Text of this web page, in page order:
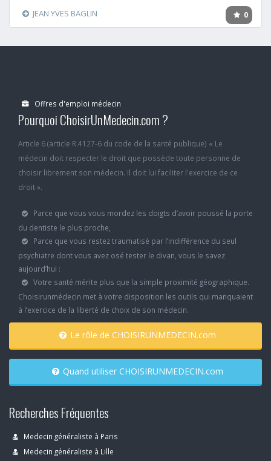
0
JEAN YVES BAGLIN
Offres d'emploi médecin
Pourquoi ChoisirUnMedecin.com ?
Article 6 (article R.4127-6 du code de la santé publique) « Le
médecin doit respecter le droit que possède toute personne de
choisir librement son médecin. Il doit lui faciliter l'exercice de ce
droit ».
Parce que vous vous mordez les doigts d’avoir poussé la porte
du dentiste le plus proche,
Parce que vous restez traumatisé par l’indifférence du seul
psychiatre dont vous avez osé tester le divan, vous le savez
aujourd’hui :
Votre santé mérite plus que la simple proximité géographique.
Choisirunmédecin met à votre disposition les outils qui manquaient
à l’exercice de la liberté de choix de son médecin.
Le rôle de CHOISIRUNMEDECIN.com
Quand utiliser CHOISIRUNMEDECIN.com
Recherches Fréquentes
Medecin généraliste à Paris
Medecin généraliste à Lille